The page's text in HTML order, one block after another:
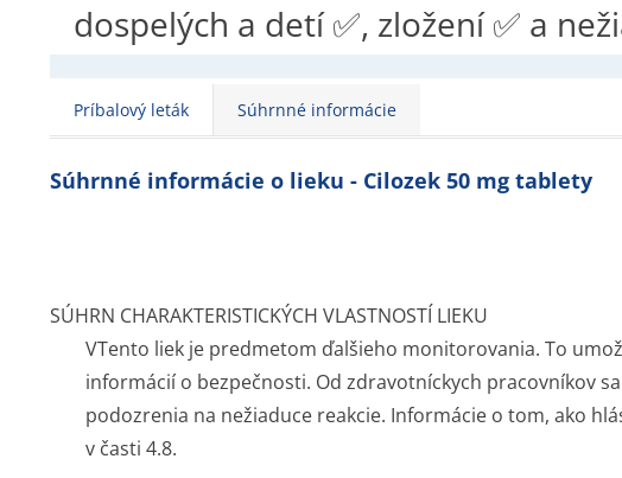
dospelých a detí ✅, zložení ✅ a
Príbalový leták Súhrnné informácie
Súhrnné informácie o lieku - Cilozek 50 mg tablety
SÚHRN CHARAKTERISTICKÝCH VLASTNOSTÍ LIEKU
VTento liek je predmetom ďalšieho monitorovania. To
informácií o bezpečnosti. Od zdravotníckych pracovníkov
podozrenia na nežiaduce reakcie. Informácie o tom, ako
v časti 4.8.